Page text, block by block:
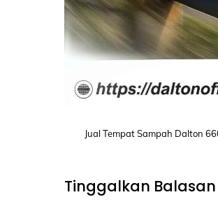
Jual Tempat Sampah Dalton
Tinggalkan Balasan